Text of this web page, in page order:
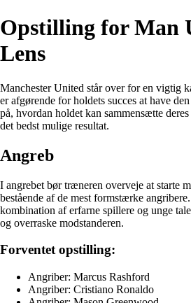
Opstilling for Man
Lens
Manchester United står over for en vigtig
er afgørende for holdets succes at have
på, hvordan holdet kan sammensætte
det bedst mulige resultat.
Angreb
I angrebet bør træneren overveje at starte
bestående af de mest formstærke
kombination af erfarne spillere og unge
og overraske modstanderen.
Forventet opstilling:
Angriber: Marcus Rashford
Angriber: Cristiano Ronaldo